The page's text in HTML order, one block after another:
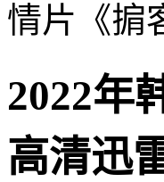
情片《掮
2022年
高清迅